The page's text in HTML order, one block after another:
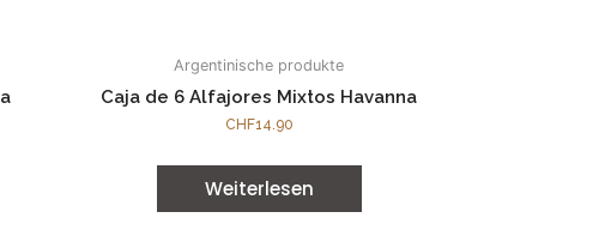
Argentinische produkte
Caja de 6 Alfajores Mixtos Havanna
CHF14.90
Weiterlesen